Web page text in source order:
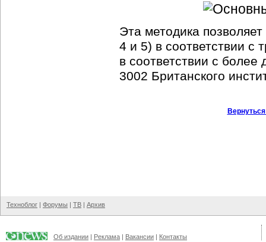
Эта методика
4 и 5) в соответствии с
в соответствии с
3002 Британского
Техноблог | Форумы | ТВ | Архив
Об издании | Реклама | Вакансии | Контакты